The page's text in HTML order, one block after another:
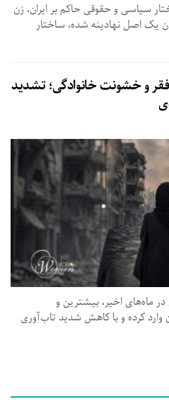
سیاسی و حقوقی حاکم بر ایران، زن
اصل نهادینه شده، ساختار
و خشونت خانوادگی؛ تشدید
ماه‌های اخیر، بیشترین و
وارد کرده و با کاهش شدید تاب‌آوری